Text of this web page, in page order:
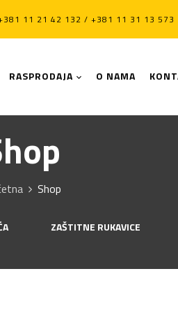
11 21 42 132 / +381 11 31 13 573
RASPRODAJA O NAMA
Shop
ZAŠTITNE RUKAVICE